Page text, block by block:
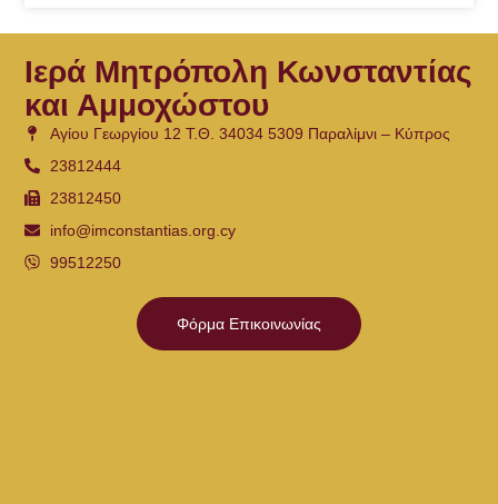
Ιερά Μητρόπολη Κωνσταντίας
και Αμμοχώστου
Αγίου Γεωργίου 12 Τ.Θ. 34034 5309 Παραλίμνι – Κύπρος
23812444
23812450
info@imconstantias.org.cy
99512250
Φόρμα Επικοινωνίας